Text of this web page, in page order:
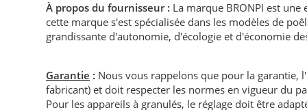
À propos du fournisseur : La marque BRONPI est
cette marque s'est spécialisée dans les modèles de
grandissante d'autonomie, d'écologie et d'économie
Garantie : Nous vous rappelons que pour la
fabricant) et doit respecter les normes en vigueur du
Pour les appareils à granulés, le réglage doit être